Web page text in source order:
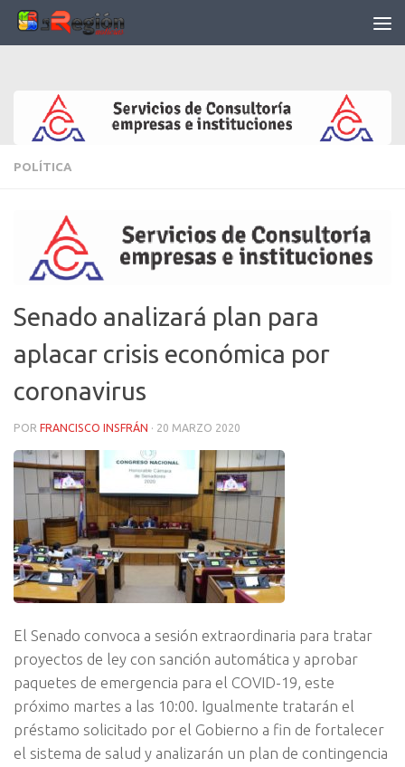
Saltar al contenido
POLÍTICA
Senado analizará plan para
aplacar crisis económica por
coronavirus
POR FRANCISCO INSFRÁN · 20 MARZO 2020
El Senado convoca a sesión extraordinaria para tratar
proyectos de ley con sanción automática y aprobar
paquetes de emergencia para el COVID-19, este
próximo martes a las 10:00. Igualmente tratarán el
préstamo solicitado por el Gobierno a fin de fortalecer
el sistema de salud y analizarán un plan de contingencia